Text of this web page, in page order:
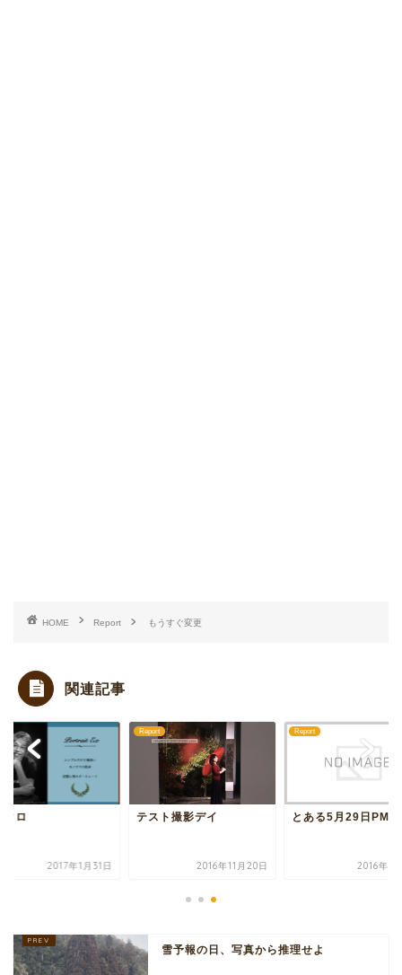
HOME Report もうすぐ変更
関連記事
クロ
2017年1月31日
Report
テスト撮影デイ
2016年11月20日
Report
とある5月29日PM
2016年5
雪予報の日、写真から推理せよ